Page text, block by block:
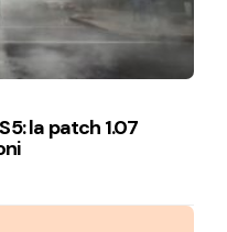
la patch 1.07